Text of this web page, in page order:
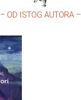
– OD ISTOG AUTORA –